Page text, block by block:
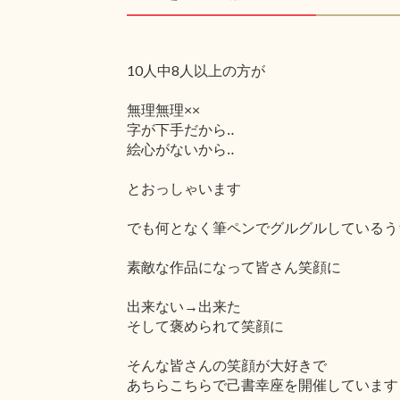
10人中8人以上の方が
無理無理××
字が下手だから‥
絵心がないから‥
とおっしゃいます
でも何となく筆ペンでグルグルしている
素敵な作品になって皆さん笑顔に
出来ない→出来た
そして褒められて笑顔に
そんな皆さんの笑顔が大好きで
あちらこちらで己書幸座を開催しています